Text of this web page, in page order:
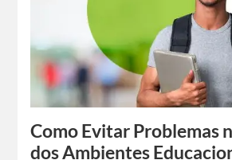
Como Evitar Problemas
dos Ambientes